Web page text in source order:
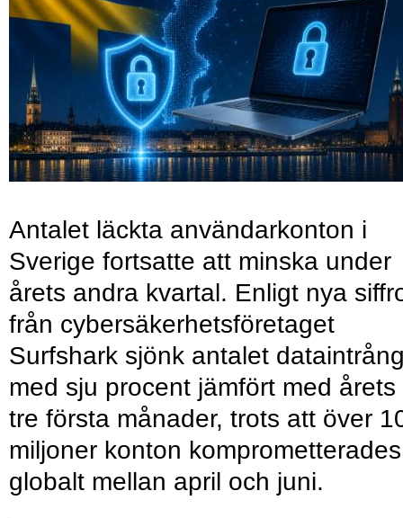
Antalet läckta användarkonton i
Sverige fortsatte att minska under
årets andra kvartal. Enligt nya
från cybersäkerhetsföretaget
Surfshark sjönk antalet
med sju procent jämfört med årets
tre första månader, trots att över
miljoner konton komprometterades
globalt mellan april och juni.